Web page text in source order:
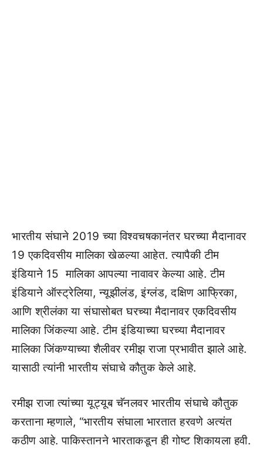
भारतीय संघाने 2019 च्या विश्वचषकानंतर घरच्या मैदानावर
19 एकदिवसीय मालिका खेळल्या आहेत. त्यापैकी टीम
इंडियाने 15 मालिका आपल्या नावावर केल्या आहे. टीम
इंडियाने ऑस्ट्रेलिया, न्यूझीलंड, इंग्लंड, दक्षिण आफ्रिका,
आणि श्रीलंका या संघासोबत घरच्या मैदानावर एकदिवसीय
मालिका जिंकल्या आहे. टीम इंडियाच्या घरच्या मैदानावर
मालिका जिंकण्याच्या शैलीवर रमीझ राजा प्रभावीत झाले आहे.
यासाठी त्यांनी भारतीय संघाचे कौतुक केले आहे.
रमीझ राजा त्यांच्या यूट्यूब चॅनलवर भारतीय संघाचे कौतुक
करताना म्हणाले, “भारतीय संघाला भारतात हरवणे अत्यंत
कठीण आहे. पाकिस्तानने भारताकडून ही गोष्ट शिकायला हवी.